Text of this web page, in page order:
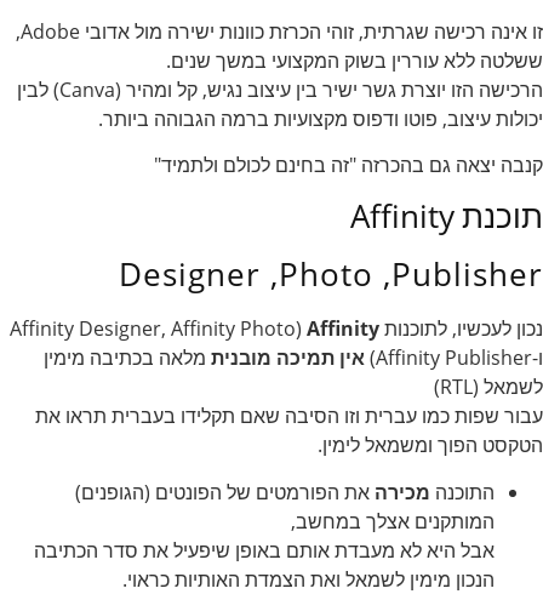
זו אינה רכישה שגרתית, זוהי הכרזת כוונות ישירה מול אדובי Adobe,
ששלטה ללא עוררין בשוק המקצועי במשך שנים.
הרכישה הזו יוצרת גשר ישיר בין עיצוב נגיש, קל ומהיר (Canva) לבין
יכולות עיצוב, פוטו ודפוס מקצועיות ברמה הגבוהה ביותר.
קנבה יצאה גם בהכרזה "זה בחינם לכולם ולתמיד"
תוכנת Affinity
Designer ,Photo ,Publisher
נכון לעכשיו, לתוכנותAffinity
(Affinity Designer, Affinity Photo
ו-Affinity Publisher)
אין תמיכה מובנית מלאה בכתיבה מימין
לשמאל (RTL)
עבור שפות כמו עברית וזו הסיבה שאם תקלידו בעברית תראו את
הטקסט הפוך ומשמאל לימין.
התוכנה מכירה את הפורמטים של הפונטים (הגופנים)
המותקנים אצלך במחשב,
אבל היא לא מעבדת אותם באופן שיפעיל את סדר הכתיבה
הנכון מימין לשמאל ואת הצמדת האותיות כראוי.